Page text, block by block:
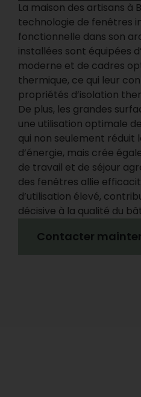
La maison des artisans à
technologie de fenêtres
fonctionnelle dans son
installées sont équipées
moderne et de cadres
thermique, ce qui leur
propriétés d’isolation
De plus, les grandes
une utilisation optimale
qui non seulement réduit
d’énergie, mais crée
de travail et de séjour
des fenêtres allie
d’utilisation élevé,
décisive à la qualité du
Contacter